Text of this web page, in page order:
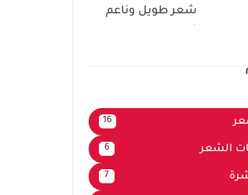
شعر طويل وناعم
16
الشعر 6
7